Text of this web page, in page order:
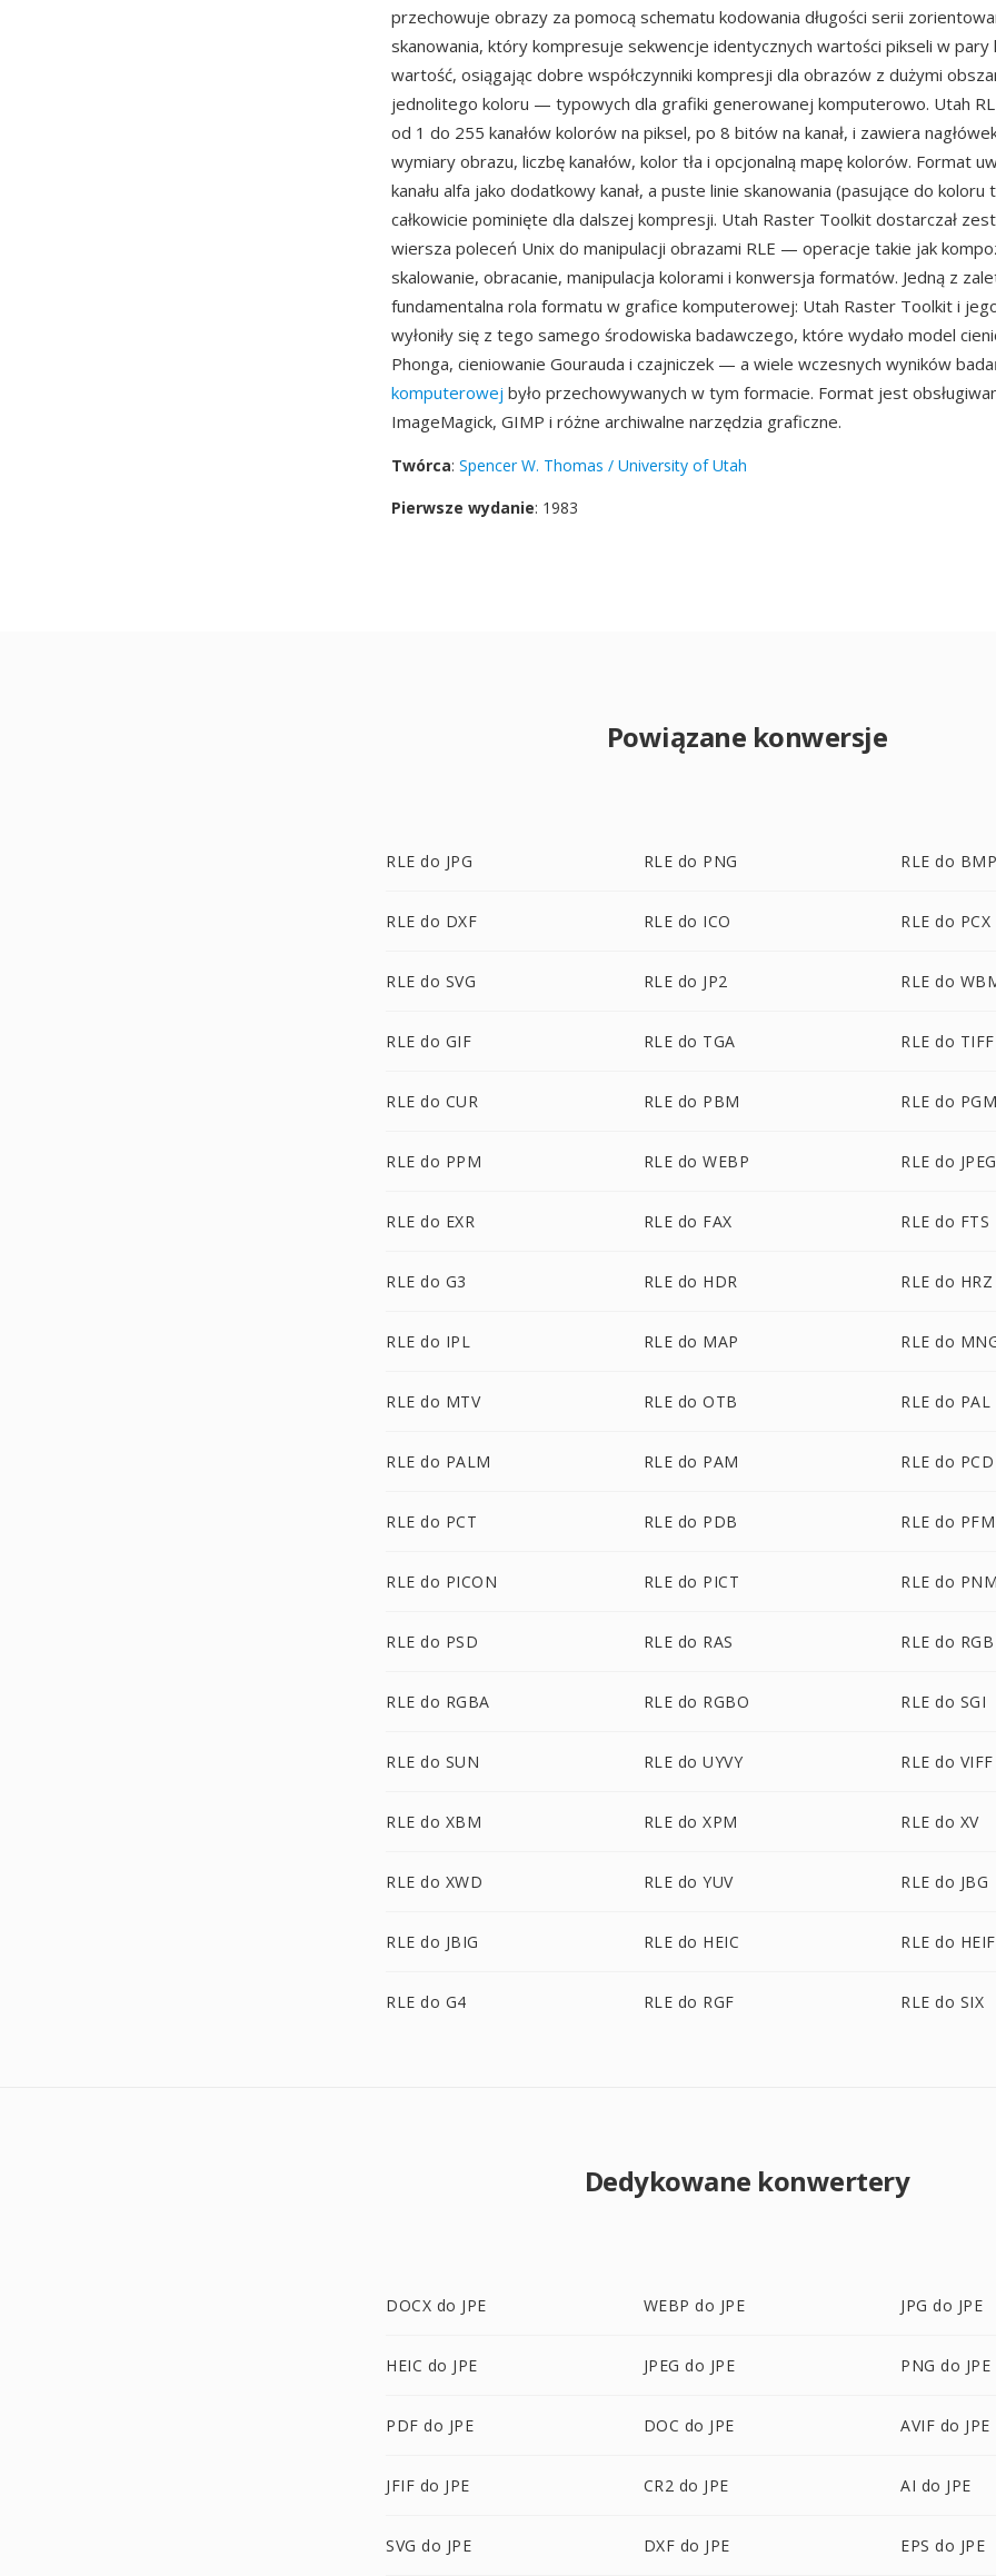
przechowuje obrazy za pomocą schematu kodowania długości serii
skanowania, który kompresuje sekwencje identycznych wartości pikseli w pary
wartość, osiągając dobre współczynniki kompresji dla obrazów z dużymi
jednolitego koloru — typowych dla grafiki generowanej komputerowo. Utah
od 1 do 255 kanałów kolorów na piksel, po 8 bitów na kanał, i zawiera
wymiary obrazu, liczbę kanałów, kolor tła i opcjonalną mapę kolorów. Format
kanału alfa jako dodatkowy kanał, a puste linie skanowania (pasujące do koloru
całkowicie pominięte dla dalszej kompresji. Utah Raster Toolkit dostarczał
wiersza poleceń Unix do manipulacji obrazami RLE — operacje takie jak
skalowanie, obracanie, manipulacja kolorami i konwersja formatów. Jedną z
fundamentalna rola formatu w grafice komputerowej: Utah Raster Toolkit i
wyłoniły się z tego samego środowiska badawczego, które wydało model
Phonga, cieniowanie Gourauda i czajniczek — a wiele wczesnych wyników
komputerowej było przechowywanych w tym formacie. Format jest
ImageMagick, GIMP i różne archiwalne narzędzia graficzne.
Twórca: Spencer W. Thomas / University of Utah
Pierwsze wydanie: 1983
Powiązane konwersje
RLE do JPG RLE do PNG RLE do
RLE do DXF RLE do ICO RLE do PCX
RLE do SVG RLE do JP2 RLE do
RLE do GIF RLE do TGA RLE do TIFF
RLE do CUR RLE do PBM RLE do
RLE do PPM RLE do WEBP RLE do JPEG
RLE do EXR RLE do FAX RLE do FTS
RLE do G3 RLE do HDR RLE do HRZ
RLE do IPL RLE do MAP RLE do
RLE do MTV RLE do OTB RLE do PAL
RLE do PALM RLE do PAM RLE do PCD
RLE do PCT RLE do PDB RLE do PFM
RLE do PICON RLE do PICT RLE do
RLE do PSD RLE do RAS RLE do RGB
RLE do RGBA RLE do RGBO RLE do SGI
RLE do SUN RLE do UYVY RLE do VIFF
RLE do XBM RLE do XPM RLE do XV
RLE do XWD RLE do YUV RLE do JBG
RLE do JBIG RLE do HEIC RLE do HEIF
RLE do G4 RLE do RGF RLE do SIX
Dedykowane konwertery
DOCX do JPE WEBP do JPE JPG do JPE
HEIC do JPE JPEG do JPE PNG do JPE
PDF do JPE DOC do JPE AVIF do JPE
JFIF do JPE CR2 do JPE AI do JPE
SVG do JPE DXF do JPE EPS do JPE